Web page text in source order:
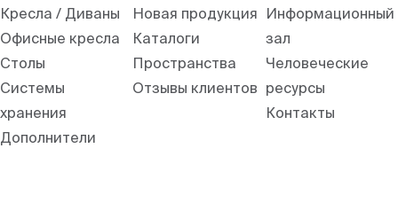
Кресла / Диваны
Офисные кресла
Столы
Системы
хранения
Дополнители
Новая продукция
Каталоги
Пространства
Отзывы клиентов
Информационный
зал
Человеческие
ресурсы
Контакты